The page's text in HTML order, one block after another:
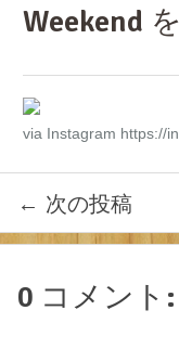
Weekend
via Instagram https://
← 次の投稿
0 コメント: